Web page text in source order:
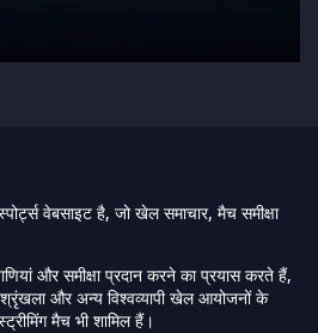
वेबसाइट है, जो खेल समाचार, मैच समीक्षा
और समीक्षा प्रदान करने का प्रयास करते हैं,
और अन्य विश्वव्यापी खेल आयोजनों के
मैच भी शामिल हैं।